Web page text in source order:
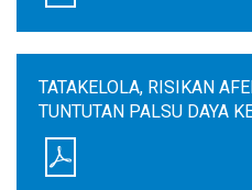
TATAKELOLA, RISIKAN
TUNTUTAN PALSU DAYA